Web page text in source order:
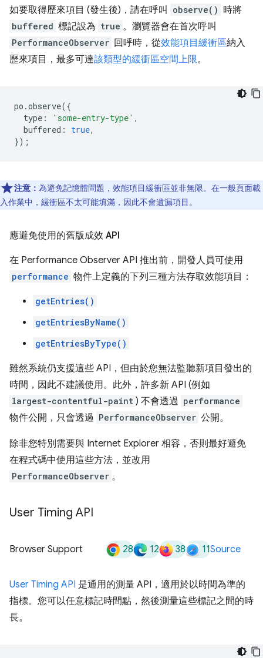
如要取得歷來項目 (發生後)，請在呼叫 observe() 時將
buffered 標記設為 true 。瀏覽器會在首次呼叫
PerformanceObserver 回呼時，從效能項目緩衝區納入
歷來項目，最多可達該類型的緩衝區空間上限。
po .observe({
type : 'some-entry-type' ,
buffered : true,
});
注意： 為避免記憶體問題，效能項目緩衝區並非無限。在一般頁面載
入作業中，緩衝區不太可能填滿，因此不會遺漏項目。
應避免使用的舊版成效 API
在 Performance Observer API 推出前，開發人員可使用
performance 物件上定義的下列三種方法存取效能項目：
getEntries()
getEntriesByName()
getEntriesByType()
雖然系統仍支援這些 API，但由於您無法監聽新項目發出的
時間，因此不建議使用。此外，許多新 API (例如
largest-contentful-paint ) 不會透過 performance
物件公開，只會透過 PerformanceObserver 公開。
除非您特別需要與 Internet Explorer 相容，否則最好避免
在程式碼中使用這些方法，並改用
PerformanceObserver 。
User Timing API
Browser Support 28 12 38 11Source
User Timing API 是通用的測量 API，適用於以時間為準的
指標。您可以任意標記時間點，然後測量這些標記之間的時
長。